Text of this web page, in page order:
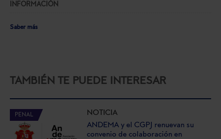
INFORMACIÓN
Saber más
TAMBIÉN TE PUEDE INTERESAR
PENAL
NOTICIA
ANDEMA y el CGPJ renuevan su
convenio de colaboración en